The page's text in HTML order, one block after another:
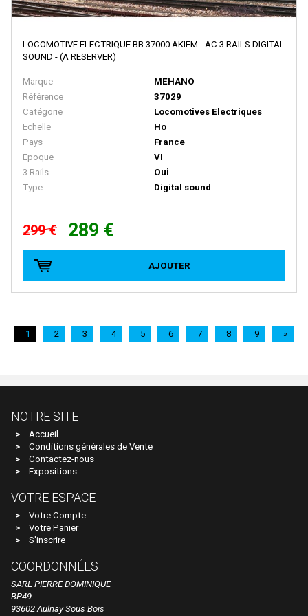
PZ-MODEL
R+H MODELLAUTO
R37
RAI-MO
RAIL 43
RAILTOP MODELL
RAPIDO TRAINS
RED CABOOSE
Retro 87
RICKO
RMA - Marque Disparue Finition Annees 70
ROCKY RAIL
ROCO ETRANGER
ROCO FRANCE
Roco Miniatur Modell
Roco Minitanks
ROKUHAN
ROS
LOCOMOTIVE ELECTRIQUE BB 37000 AKIEM - AC 3 RAILS DIGITAL
SOUND - (A RESERVER)
Marque
MEHANO
Référence
37029
Catégorie
Locomotives Electriques
Echelle
Ho
Pays
France
Epoque
VI
3 Rails
Oui
Type
Digital sound
299 € 289 €
AJOUTER
1 2 3 4 5 6 7 8 9 »
NOTRE SITE
Accueil
Conditions générales de Vente
Contactez-nous
Expositions
VOTRE ESPACE
Votre Compte
Votre Panier
S'inscrire
COORDONNÉES
SARL PIERRE DOMINIQUE
BP49
93602 Aulnay Sous Bois